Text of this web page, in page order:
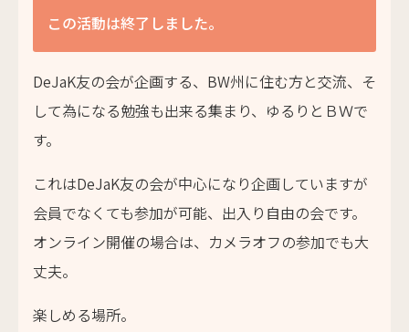
この活動は終了しました。
DeJaK友の会が企画する、 BW州に住む方と交流、 そ
して為になる勉強も出来る集まり、ゆるりとＢＷで
す。
これはDeJaK友の会が中心になり企画していますが
会員でなくても参加が可能、出入り自由の会です。
オンライン開催の場合は、カメラオフの参加でも大
丈夫。
楽しめる場所。